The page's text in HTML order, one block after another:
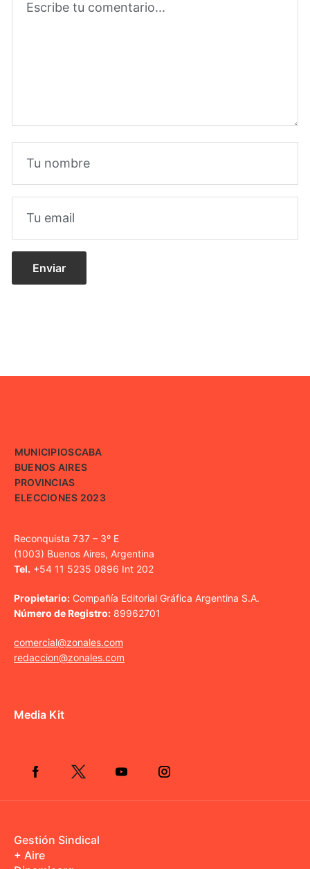
MUNICIPIOSCABA
BUENOS AIRES
PROVINCIAS
ELECCIONES 2023
Reconquista 737 – 3º E
(1003) Buenos Aires, Argentina
Tel. +54 11 5235 0896 Int 202
Propietario: Compañía Editorial Gráfica Argentina S.A.
Número de Registro: 89962701
comercial@zonales.com
redaccion@zonales.com
Media Kit
Gestión Sindical
+ Aire